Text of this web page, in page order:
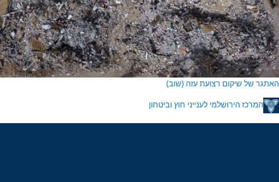
האתגר של שיקום רצועת עזה (שוב)
המרכז הירושלמי לענייני חוץ וביטחון